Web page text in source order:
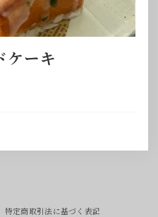
ケーキ
特定商取引法に基づく表記